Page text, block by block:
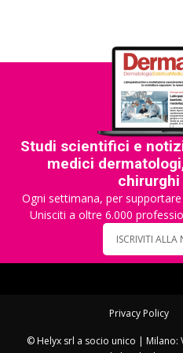
Studi scientifici e
medici
Ogni settimana, per
Unisciti a oltre 6.000
ISCRIVITI ALLA
Privacy Policy
© Helyx srl a socio unico | Milano: